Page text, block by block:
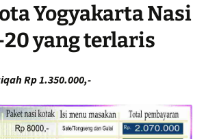
Yogyakarta Nasi
yang terlaris
Rp 1.350.000,-